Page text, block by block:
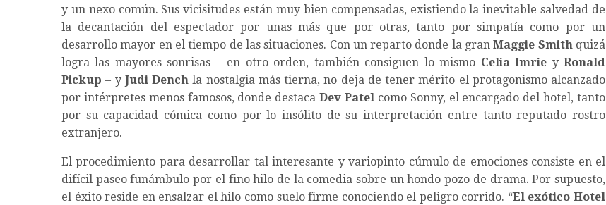
y un nexo común. Sus vicisitudes están muy bien compensadas, existiendo la inevitable salvedad de
la decantación del espectador por unas más que por otras, tanto por simpatía como por un
desarrollo mayor en el tiempo de las situaciones. Con un reparto donde la granMaggie Smithquizá
logra las mayores sonrisas – en otro orden, también consiguen lo mismo Celia Imrie yRonald
Pickup – y Judi Dench la nostalgia más tierna, no deja de tener mérito el protagonismo alcanzado
por intérpretes menos famosos, donde destacaDev Patel como Sonny, el encargado del hotel, tanto
por su capacidad cómica como por lo insólito de su interpretación entre tanto reputado rostro
extranjero.
El procedimiento para desarrollar tal interesante y variopinto cúmulo de emociones consiste en el
difícil paseo funámbulo por el fino hilo de la comedia sobre un hondo pozo de drama. Por supuesto,
el éxito reside en ensalzar el hilo como suelo firme conociendo el peligro corrido. “El exótico Hotel